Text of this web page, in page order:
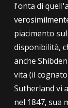
l'onta di
piacimento
disponibilità,
anche
vita(il
Sutherland vi
nel 1847, sua